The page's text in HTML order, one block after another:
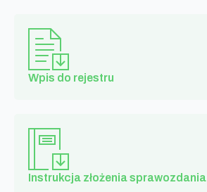
Wpis do rejestru
Instrukcja złożenia sprawozdania